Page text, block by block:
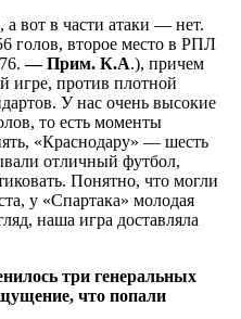
вот в части атаки — нет.
голов, второе место в РПЛ
— Прим. К.А.), причем
игре, против плотной
У нас очень высокие
то есть моменты
«Краснодару» — шесть
отличный футбол,
Понятно, что могли
у «Спартака» молодая
наша игра доставляла
три генеральных
что попали